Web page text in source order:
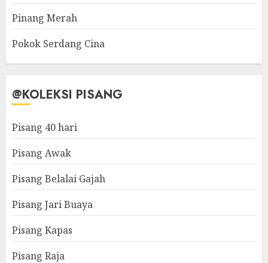
Pinang Merah
Pokok Serdang Cina
@KOLEKSI PISANG
Pisang 40 hari
Pisang Awak
Pisang Belalai Gajah
Pisang Jari Buaya
Pisang Kapas
Pisang Raja